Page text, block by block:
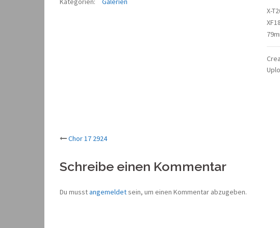
X-
Beitrags-
Navigation
Chor 17 2924
Schreibe einen Kommentar
Du musstangemeldetsein, um einen Kommentar abzugeben.